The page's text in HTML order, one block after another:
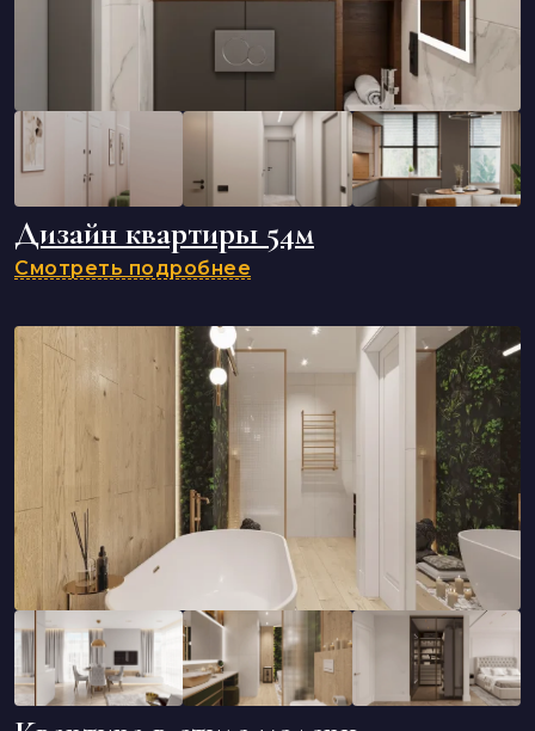
Дизайн квартиры 54м
Смотреть подробнее